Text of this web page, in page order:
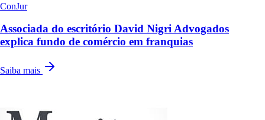
ConJur
Associada do escritório David Nigri Advogados
explica fundo de comércio em franquias
Saiba mais